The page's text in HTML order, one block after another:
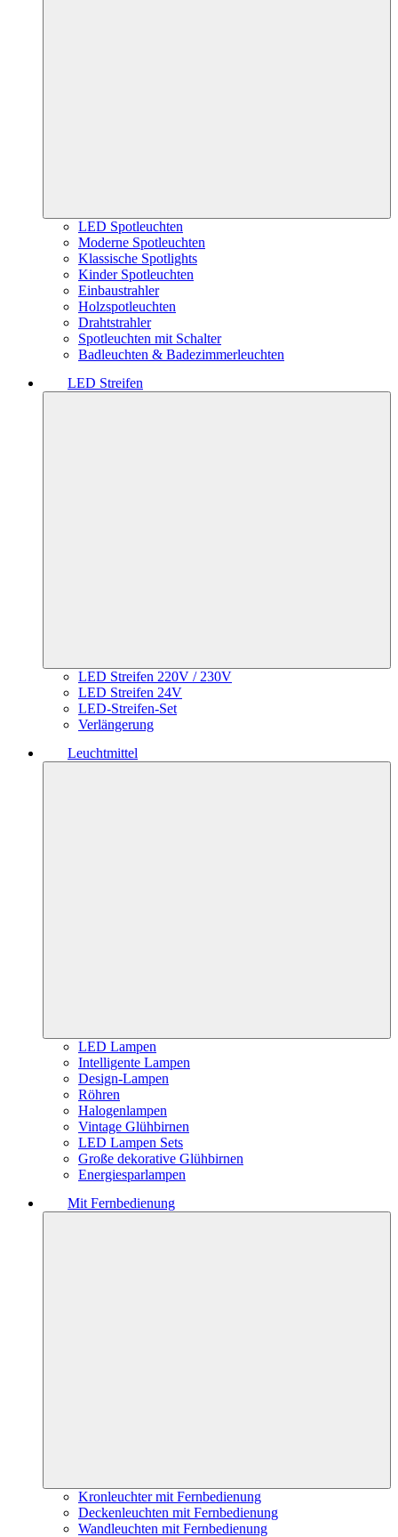
LED Spotleuchten
Moderne Spotleuchten
Klassische Spotlights
Kinder Spotleuchten
Einbaustrahler
Holzspotleuchten
Drahtstrahler
Spotleuchten mit Schalter
Badleuchten & Badezimmerleuchten
LED Streifen
LED Streifen 220V / 230V
LED Streifen 24V
LED-Streifen-Set
Verlängerung
Leuchtmittel
LED Lampen
Intelligente Lampen
Design-Lampen
Röhren
Halogenlampen
Vintage Glühbirnen
LED Lampen Sets
Große dekorative Glühbirnen
Energiesparlampen
Mit Fernbedienung
Kronleuchter mit Fernbedienung
Deckenleuchten mit Fernbedienung
Wandleuchten mit Fernbedienung